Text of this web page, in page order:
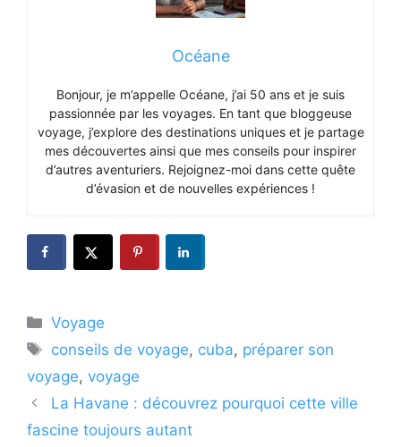
Océane
Bonjour, je m’appelle Océane, j’ai 50 ans et je suis
passionnée par les voyages. En tant que bloggeuse
voyage, j’explore des destinations uniques et je partage
mes découvertes ainsi que mes conseils pour inspirer
d’autres aventuriers. Rejoignez-moi dans cette quête
d’évasion et de nouvelles expériences !
Catégories
Voyage
Étiquettes
conseils de voyage, cuba, préparer son
voyage, voyage
La Havane : découvrez pourquoi cette ville
fascine toujours autant